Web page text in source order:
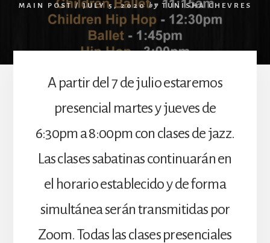
MAIN POST / JULY 5, 2020 by TUNISHA CHEVRES
A partir del 7 de julio estaremos
presencial martes y jueves de
6:30pm a 8:00pm con clases de jazz.
Las clases sabatinas continuarán en
el horario establecido y de forma
simultánea serán transmitidas por
Zoom. Todas las clases presenciales